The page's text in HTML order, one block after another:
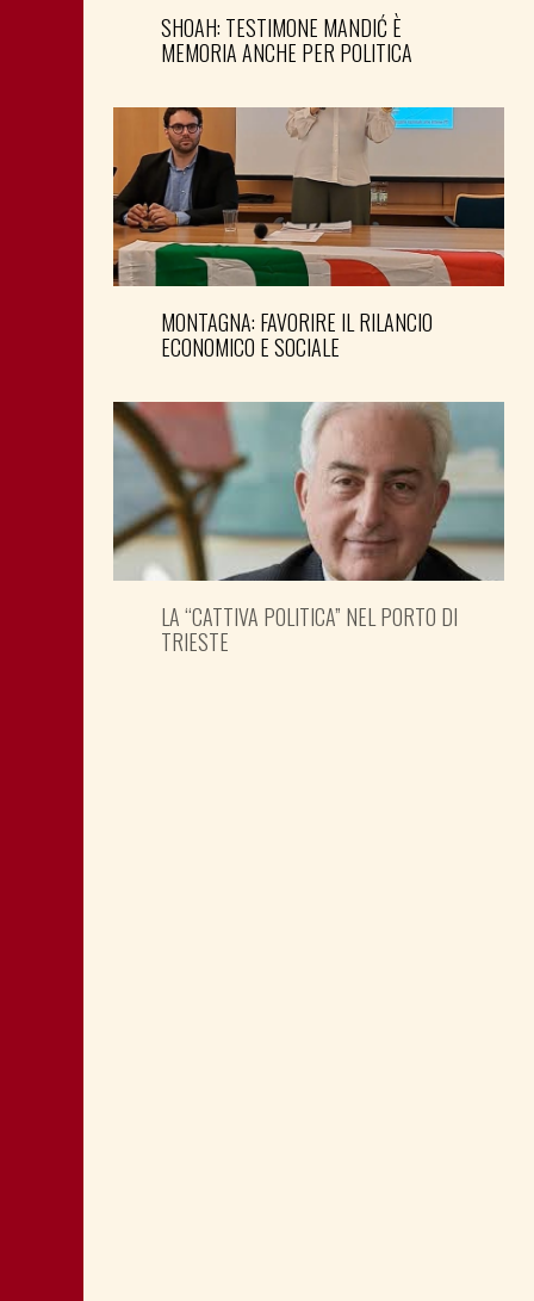
SHOAH: TESTIMONE MANDIĆ È
MEMORIA ANCHE PER POLITICA
MONTAGNA: FAVORIRE IL RILANCIO
ECONOMICO E SOCIALE
LA “CATTIVA POLITICA” NEL PORTO DI
TRIESTE